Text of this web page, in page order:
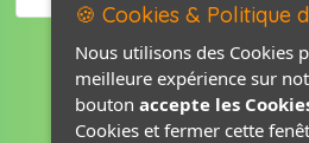
🍪 Cookies & Politique
Nous utilisons des Cookies
meilleure expérience sur
bouton accepte les
Cookies et fermer cette